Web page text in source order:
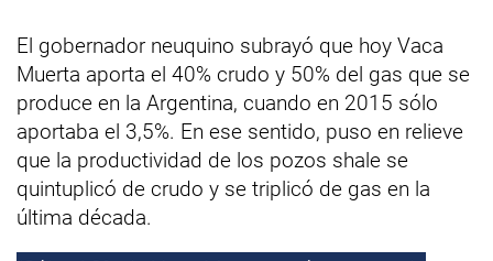
El gobernador neuquino subrayó que hoy Vaca
Muerta aporta el 40% crudo y 50% del gas que se
produce en la Argentina, cuando en 2015 sólo
aportaba el 3,5%. En ese sentido, puso en relieve
que la productividad de los pozos shale se
quintuplicó de crudo y se triplicó de gas en la
última década.